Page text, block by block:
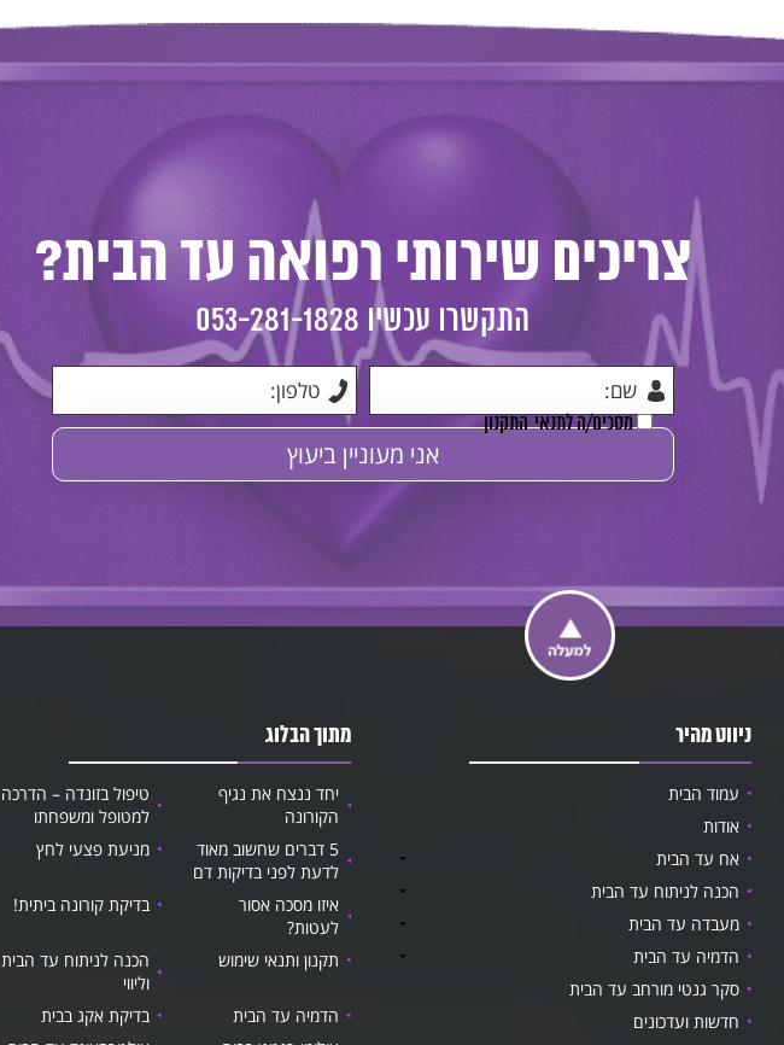
צריכים שירותי רפואה עד הבית?
התקשרו עכשיו 053-281-1828
מסכים/ה לתנאי התקנון
ניווט מהיר
עמוד הבית
אודות
אח עד הבית
הכנה לניתוח עד הבית
מעבדה עד הבית
הדמיה עד הבית
סקר גנטי מורחב עד הבית
חדשות ועדכונים
מתוך הבלוג
יחד ננצח את נגיף
הקורונה
טיפול בזונדה – הדרכה
למטופל ומשפחתו
5 דברים שחשוב מאוד
לדעת לפני בדיקות דם
מניעת פצעי לחץ
איזו מסכה אסור
לעטות?
בדיקת קורונה ביתית!
תקנון ותנאי שימוש
הכנה לניתוח עד הבית
וליווי
הדמיה עד הבית
בדיקת אקג בבית